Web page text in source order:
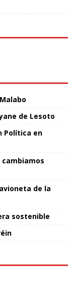
de Lesoto
Política en
de la
sostenible